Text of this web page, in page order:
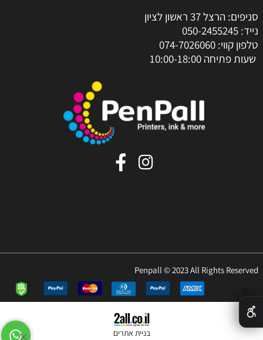
סניפים: הרצל 37 ראשון לציון
נייד: 050-2455245
טלפון קווי: 074-7026060
שעות פתיחה 10:00-18:00
Penpall © 2023 All Rights Reserved
בניית אתרים